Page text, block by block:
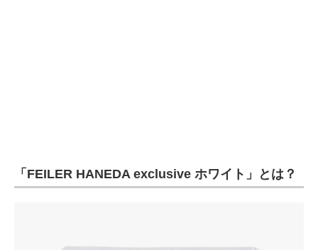
エネルギーの専門メディア
「FEILER HANEDA exclusive ホワイト」とは？